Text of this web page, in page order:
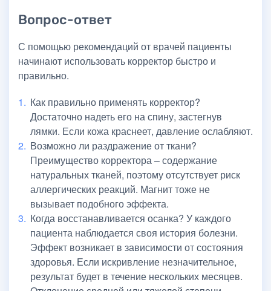
Вопрос-ответ
С помощью рекомендаций от врачей пациенты
начинают использовать корректор быстро и
правильно.
Как правильно применять корректор?
Достаточно надеть его на спину, застегнув
лямки. Если кожа краснеет, давление ослабляют.
Возможно ли раздражение от ткани?
Преимущество корректора – содержание
натуральных тканей, поэтому отсутствует риск
аллергических реакций. Магнит тоже не
вызывает подобного эффекта.
Когда восстанавливается осанка? У каждого
пациента наблюдается своя история болезни.
Эффект возникает в зависимости от состояния
здоровья. Если искривление незначительное,
результат будет в течение нескольких месяцев.